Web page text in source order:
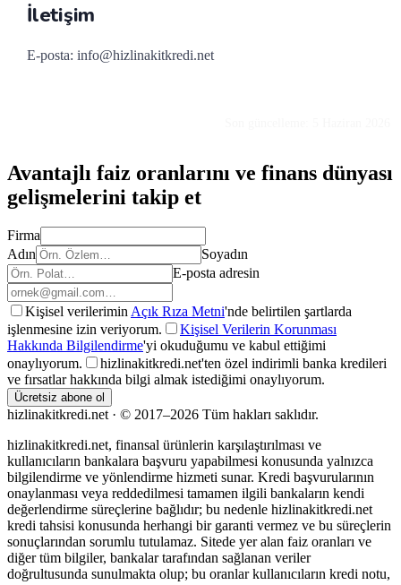
İletişim
E-posta: info@hizlinakitkredi.net
Avantajlı faiz oranlarını ve finans dünyası
gelişmelerini takip et
Firma
Adın
Soyadın
E-posta adresin
Kişisel verileriminAçık Rıza Metni'nde belirtilen şartlarda
işlenmesine izin veriyorum.
Kişisel Verilerin Korunması
Hakkında Bilgilendirme'yi okuduğumu ve kabul ettiğimi
onaylıyorum.
hizlinakitkredi.net'ten özel indirimli banka kredileri
ve fırsatlar hakkında bilgi almak istediğimi onaylıyorum.
Ücretsiz abone ol
hizlinakitkredi.net · © 2017–2026 Tüm hakları saklıdır.
hizlinakitkredi.net, finansal ürünlerin karşılaştırılması ve
kullanıcıların bankalara başvuru yapabilmesi konusunda yalnızca
bilgilendirme ve yönlendirme hizmeti sunar. Kredi başvurularının
onaylanması veya reddedilmesi tamamen ilgili bankaların kendi
değerlendirme süreçlerine bağlıdır; bu nedenle hizlinakitkredi.net
kredi tahsisi konusunda herhangi bir garanti vermez ve bu süreçlerin
sonuçlarından sorumlu tutulamaz. Sitede yer alan faiz oranları ve
diğer tüm bilgiler, bankalar tarafından sağlanan veriler
doğrultusunda sunulmakta olup; bu oranlar kullanıcıların kredi notu,